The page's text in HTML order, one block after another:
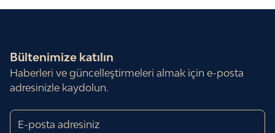
Bültenimize katılın
Haberleri ve güncelleştirmeleri almak için e-posta
adresinizle kaydolun.